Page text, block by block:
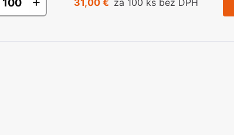
31,00 € za 100 ks bez DPH